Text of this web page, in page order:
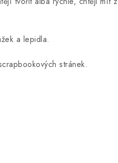
a lepidla.
stránek.